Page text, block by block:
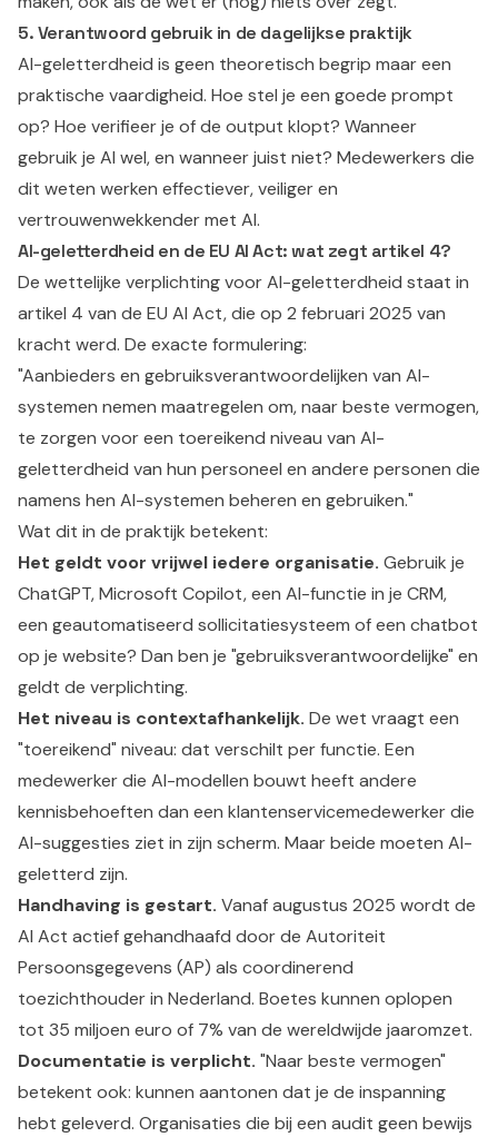
5. Verantwoord gebruik in de dagelijkse praktijk
AI-geletterdheid is geen theoretisch begrip maar een
praktische vaardigheid. Hoe stel je een goede prompt
op? Hoe verifieer je of de output klopt? Wanneer
gebruik je AI wel, en wanneer juist niet? Medewerkers die
dit weten werken effectiever, veiliger en
vertrouwenwekkender met AI.
AI-geletterdheid en de EU AI Act: wat zegt artikel 4?
De wettelijke verplichting voor AI-geletterdheid staat in
artikel 4 van de EU AI Act, die op 2 februari 2025 van
kracht werd. De exacte formulering:
"Aanbieders en gebruiksverantwoordelijken van AI-
systemen nemen maatregelen om, naar beste vermogen,
te zorgen voor een toereikend niveau van AI-
geletterdheid van hun personeel en andere personen die
namens hen AI-systemen beheren en gebruiken."
Wat dit in de praktijk betekent:
Het geldt voor vrijwel iedere organisatie. Gebruik je
ChatGPT, Microsoft Copilot, een AI-functie in je CRM,
een geautomatiseerd sollicitatiesysteem of een chatbot
op je website? Dan ben je "gebruiksverantwoordelijke" en
geldt de verplichting.
Het niveau is contextafhankelijk. De wet vraagt een
"toereikend" niveau: dat verschilt per functie. Een
medewerker die AI-modellen bouwt heeft andere
kennisbehoeften dan een klantenservicemedewerker die
AI-suggesties ziet in zijn scherm. Maar beide moeten AI-
geletterd zijn.
Handhaving is gestart. Vanaf augustus 2025 wordt de
AI Act actief gehandhaafd door de Autoriteit
Persoonsgegevens (AP) als coordinerend
toezichthouder in Nederland. Boetes kunnen oplopen
tot 35 miljoen euro of 7% van de wereldwijde jaaromzet.
Documentatie is verplicht. "Naar beste vermogen"
betekent ook: kunnen aantonen dat je de inspanning
hebt geleverd. Organisaties die bij een audit geen bewijs